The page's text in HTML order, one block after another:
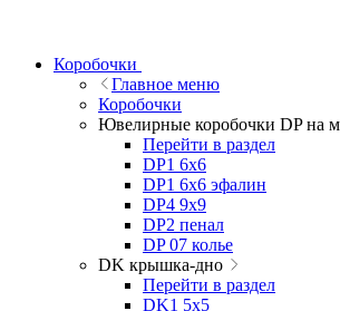
Коробочки
Главное меню
Коробочки
Ювелирные коробочки DP на
Перейти в раздел
DP1 6x6
DP1 6x6 эфалин
DP4 9x9
DP2 пенал
DP 07 колье
DK крышка-дно
Перейти в раздел
DK1 5x5